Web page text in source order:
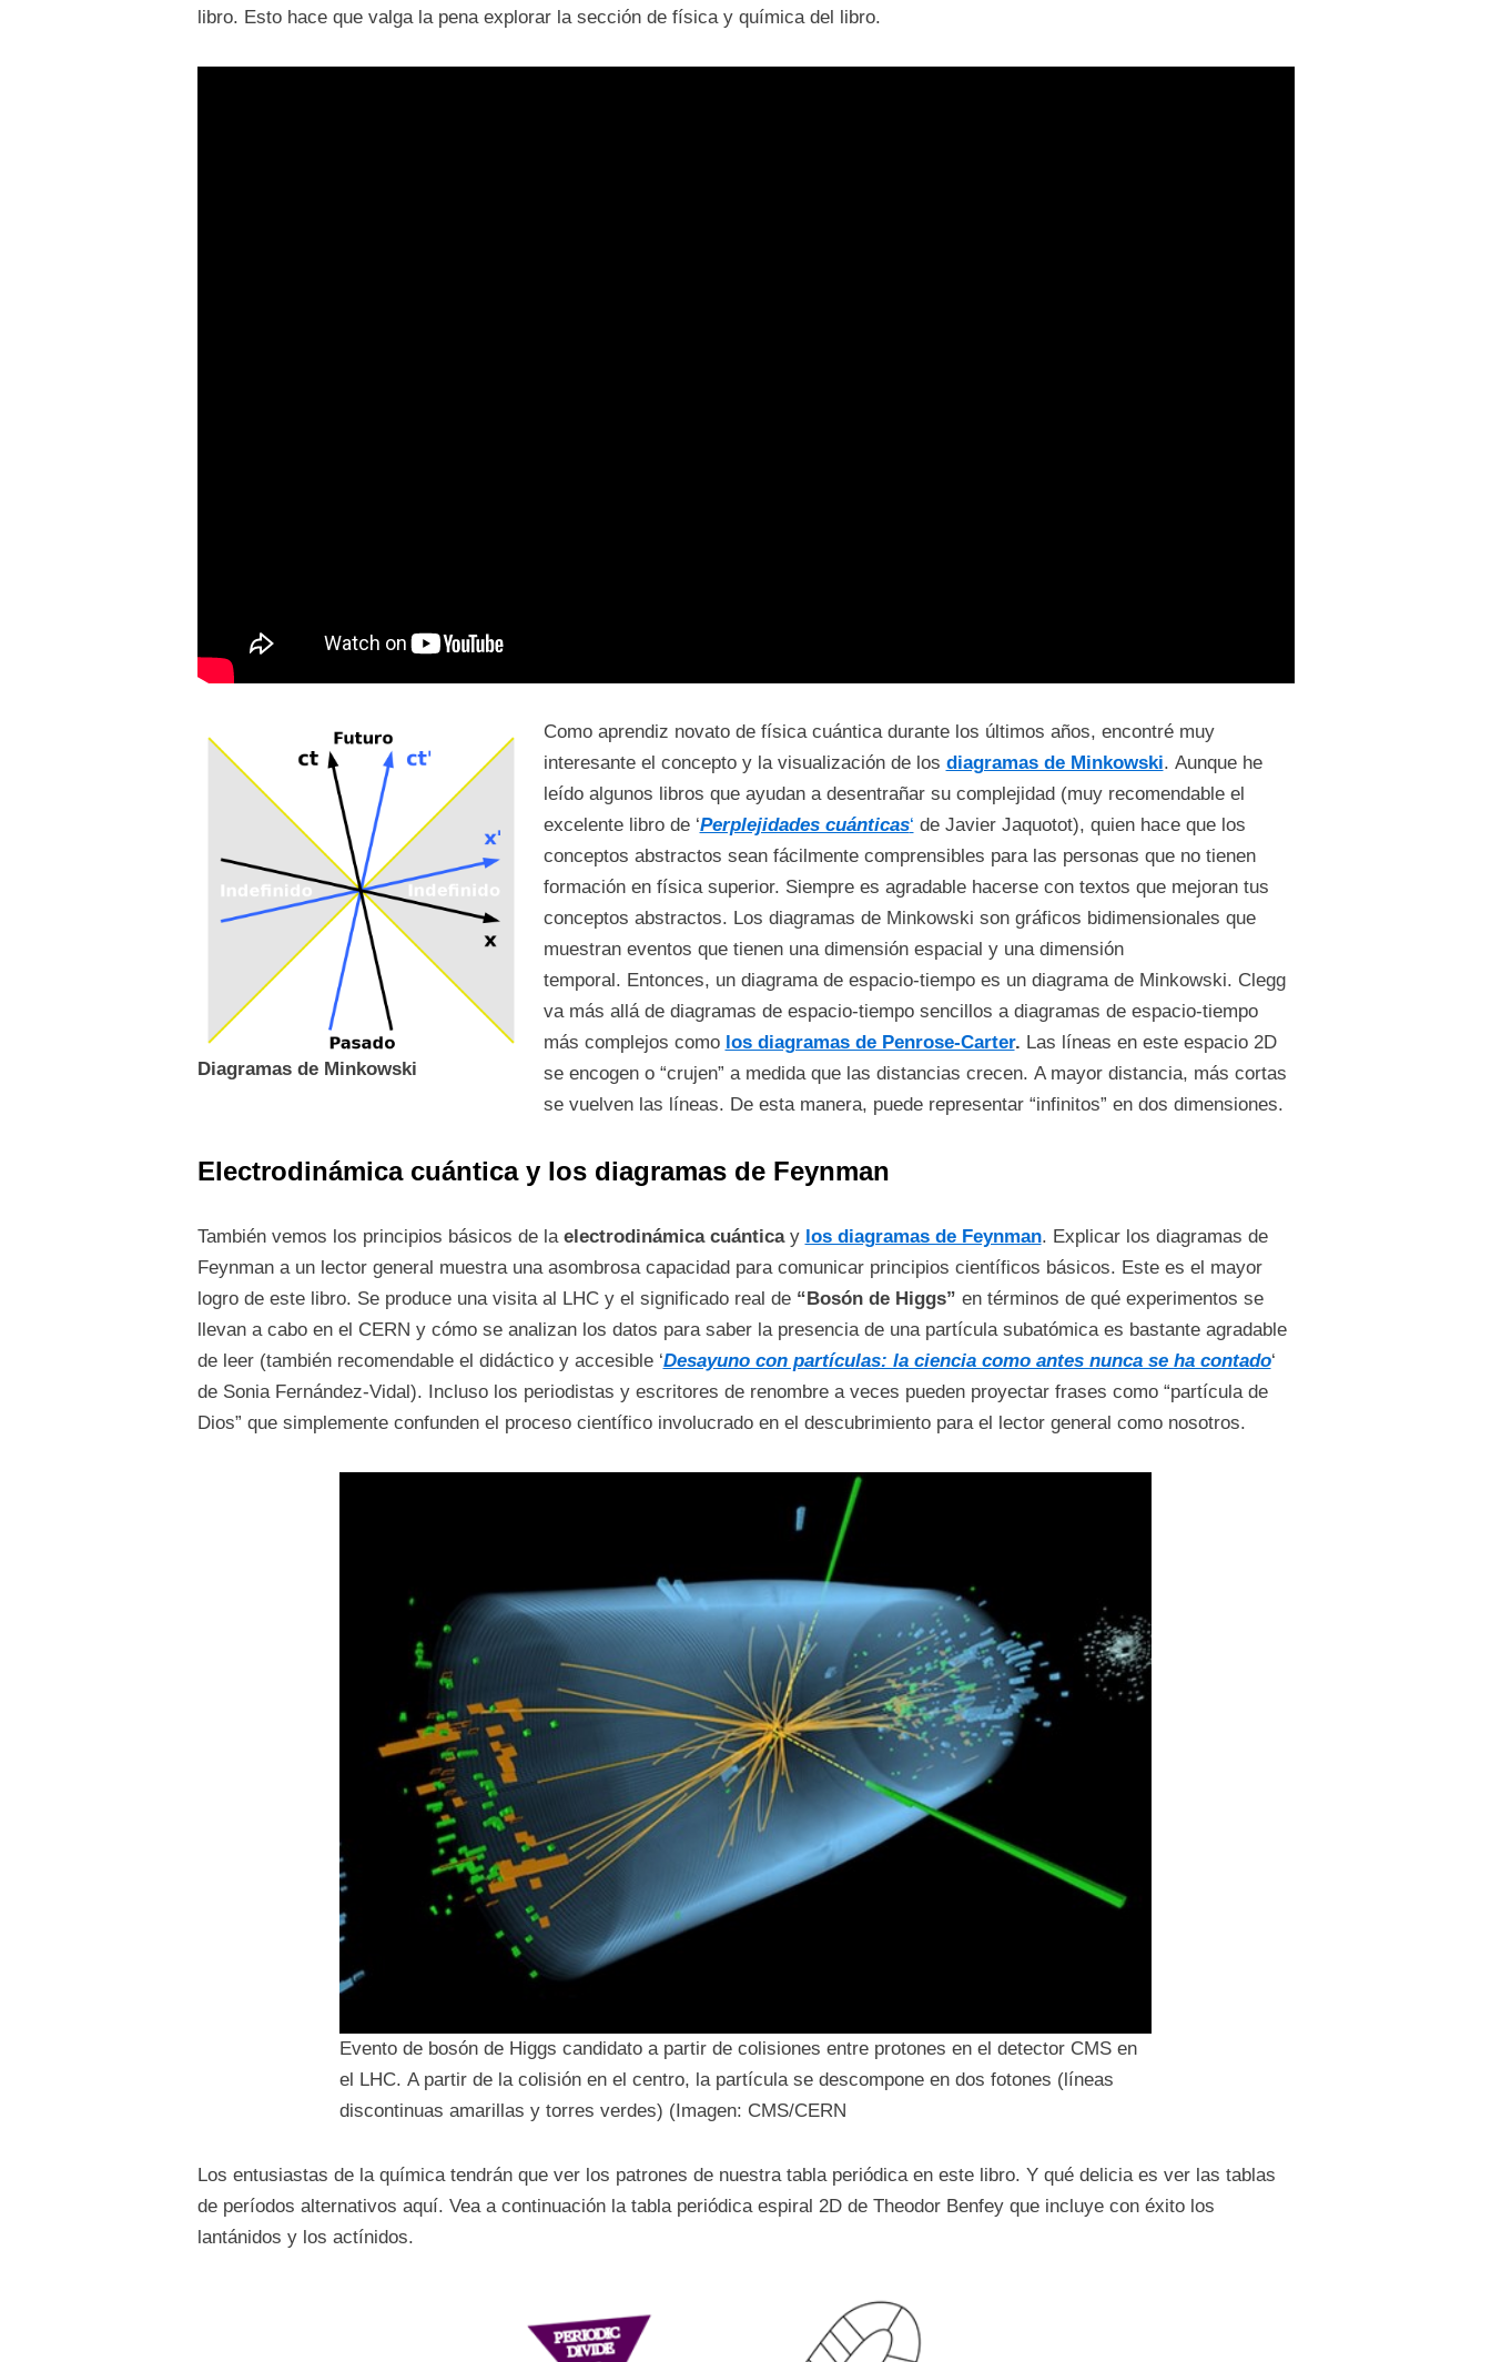
libro. Esto hace que valga la pena explorar la sección de física y química del libro.
Diagramas de Minkowski
Como aprendiz novato de física cuántica durante los últimos años, encontré muy
interesante el concepto y la visualización de los diagramas de Minkowski. Aunque he
leído algunos libros que ayudan a desentrañar su complejidad (muy recomendable el
excelente libro de ‘Perplejidades cuánticas‘ de Javier Jaquotot), quien hace que los
conceptos abstractos sean fácilmente comprensibles para las personas que no tienen
formación en física superior. Siempre es agradable hacerse con textos que mejoran tus
conceptos abstractos. Los diagramas de Minkowski son gráficos bidimensionales que
muestran eventos que tienen una dimensión espacial y una dimensión
temporal. Entonces, un diagrama de espacio-tiempo es un diagrama de Minkowski. Clegg
va más allá de diagramas de espacio-tiempo sencillos a diagramas de espacio-tiempo
más complejos como los diagramas de Penrose-Carter. Las líneas en este espacio 2D
se encogen o “crujen” a medida que las distancias crecen. A mayor distancia, más cortas
se vuelven las líneas. De esta manera, puede representar “infinitos” en dos dimensiones.
Electrodinámica cuánticay los diagramas de Feynman
También vemos los principios básicos de la electrodinámica cuánticay los diagramas de Feynman. Explicar los diagramas de
Feynman a un lector general muestra una asombrosa capacidad para comunicar principios científicos básicos. Este es el mayor
logro de este libro. Se produce una visita al LHC y el significado real de “Bosón de Higgs” en términos de qué experimentos se
llevan a cabo en el CERN y cómo se analizan los datos para saber la presencia de una partícula subatómica es bastante agradable
de leer (también recomendable el didáctico y accesible ‘Desayuno con partículas: la ciencia como antes nunca se ha contado‘
de Sonia Fernández-Vidal). Incluso los periodistas y escritores de renombre a veces pueden proyectar frases como “partícula de
Dios” que simplemente confunden el proceso científico involucrado en el descubrimiento para el lector general como nosotros.
Evento de bosón de Higgs candidato a partir de colisiones entre protones en el detector CMS en
el LHC. A partir de la colisión en el centro, la partícula se descompone en dos fotones (líneas
discontinuas amarillas y torres verdes) (Imagen: CMS/CERN
Los entusiastas de la química tendrán que ver los patrones de nuestra tabla periódica en este libro. Y qué delicia es ver las tablas
de períodos alternativos aquí. Vea a continuación la tabla periódica espiral 2D de Theodor Benfey que incluye con éxito los
lantánidos y los actínidos.